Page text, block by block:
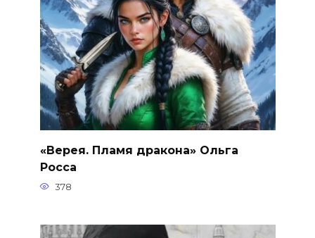
«Верея. Пламя дракона» Ольга
Росса
378